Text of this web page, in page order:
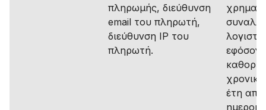
πληρωμής, διεύθυνση
email του πληρωτή,
διεύθυνση IP του
πληρωτή.
εφόσον
έτη από